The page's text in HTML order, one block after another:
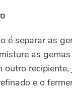
é separar as
as
outro
e o